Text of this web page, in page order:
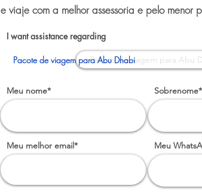
e viaje com a melhor assessoria e pelo menor
I want assistance regarding
Pacote de viagem para Abu Dhabi
Meu nome* Sobrenome*
Meu melhor email* Meu